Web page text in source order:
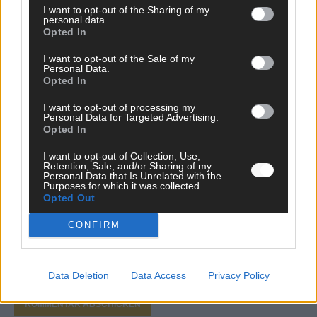
I want to opt-out of the Sharing of my
personal data.
Opted In
I want to opt-out of the Sale of my
Personal Data.
Opted In
I want to opt-out of processing my
Personal Data for Targeted Advertising.
Opted In
I want to opt-out of Collection, Use,
Retention, Sale, and/or Sharing of my
Personal Data that Is Unrelated with the
Purposes for which it was collected.
Opted Out
CONFIRM
Data Deletion Data Access Privacy Policy
Hetze, Spam oder Werbung werden nicht veröffentlicht. Es
gelten unsereDatenschutzvereinbarungen
E-Mail
Benachrichtige mich über nachfolgende Kommentare via E-